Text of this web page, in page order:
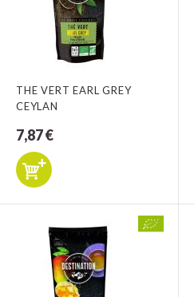
THE VERT EARL GREY
CEYLAN
7,87 €